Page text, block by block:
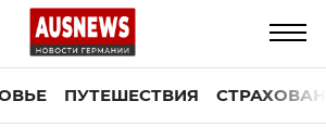
ПУТЕШЕСТВИЯ